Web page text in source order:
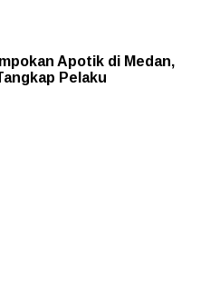
Apotik di Medan,
Pelaku